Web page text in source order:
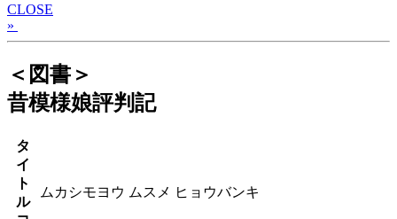
CLOSE
»
＜図書＞
昔模様娘評判記
タ
イ
ト
ル
ムカシモヨウ ムスメ ヒョウバンキ